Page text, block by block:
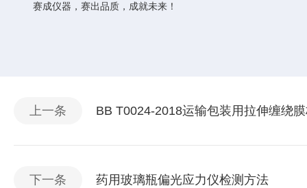
赛成仪器，赛出品质，成就未来！
上一条 BB T0024-2018运输包装用拉伸缠绕
下一条 药用玻璃瓶偏光应力仪检测方法